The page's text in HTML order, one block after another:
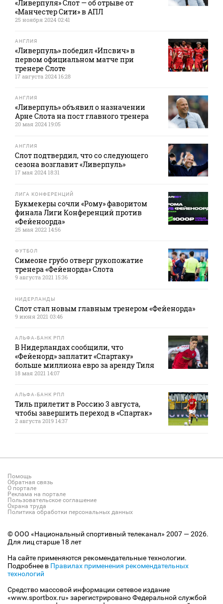
«Ливерпуля» Слот — об отрыве от
«Манчестер Сити» в АПЛ
25 ноября 2024 02:41
АНГЛИЯ
«Ливерпуль» победил «Ипсвич» в
первом официальном матче при
тренере Слоте
17 августа 2024 16:28
АНГЛИЯ
«Ливерпуль» объявил о назначении
Арне Слота на пост главного тренера
20 мая 2024 19:05
АНГЛИЯ
Слот подтвердил, что со следующего
сезона возглавит «Ливерпуль»
17 мая 2024 18:31
ЛИГА КОНФЕРЕНЦИЙ
Букмекеры сочли «Рому» фаворитом
финала Лиги Конференций против
«Фейеноорда»
25 мая 2022 14:56
ФУТБОЛ
Симеоне грубо отверг рукопожатие
тренера «Фейенорда» Слота
9 августа 2021 15:36
НИДЕРЛАНДЫ
Слот стал новым главным тренером «Фейенорда»
9 июня 2021 03:46
АЛЬФА-БАНК РПЛ
В Нидерландах сообщили, что
«Фейенорд» заплатит «Спартаку»
больше миллиона евро за аренду Тиля
18 мая 2021 14:07
АЛЬФА-БАНК РПЛ
Тиль прилетит в Россию 3 августа,
чтобы завершить переход в «Спартак»
2 августа 2019 14:37
Помощь
Обратная связь
О портале
Реклама на портале
Пользовательское соглашение
Охрана труда
Политика обработки персональных данных
© ООО «Национальный спортивный телеканал» 2007 — 2026.
Для лиц старше 18 лет
На сайте применяются рекомендательные технологии.
Подробнее в Правилах применения рекомендательных
технологий
Средство массовой информации сетевое издание
«www.sportbox.ru» зарегистрировано Федеральной службой